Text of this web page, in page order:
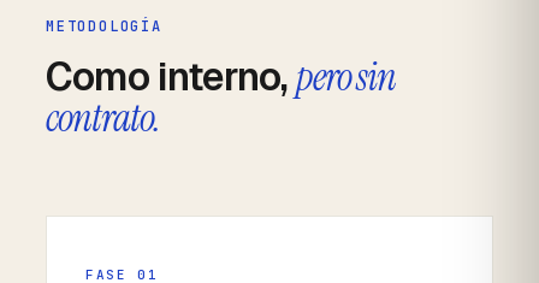
METODOLOGÍA
Como interno,pero sin
contrato.
FASE 01